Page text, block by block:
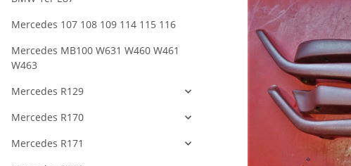
Mercedes 107 108 109 114 115 116
Mercedes MB100 W631 W460 W461
W463
Mercedes R129
Mercedes R170
Mercedes R171